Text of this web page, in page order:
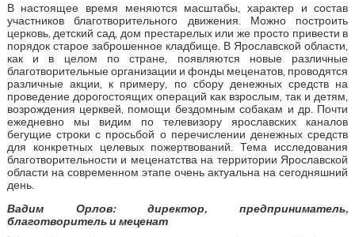
В настоящее время меняются масштабы, характер и состав
участников благотворительного движения. Можно построить
церковь, детский сад, дом престарелых или же просто привести в
порядок старое заброшенное кладбище. В Ярославской области,
как и в целом по стране, появляются новые различные
благотворительные организации и фонды меценатов, проводятся
различные акции, к примеру, по сбору денежных средств на
проведение дорогостоящих операций как взрослым, так и детям,
возрождения церквей, помощи бездомным собакам и др. Почти
ежедневно мы видим по телевизору ярославских каналов
бегущие строки с просьбой о перечислении денежных средств
для конкретных целевых пожертвований. Тема исследования
благотворительности и меценатства на территории Ярославской
области на современном этапе очень актуальна на сегодняшний
день.
Вадим Орлов: директор, предприниматель,
благотворитель и меценат